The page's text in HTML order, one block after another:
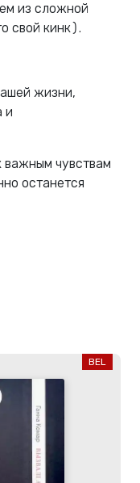
из сложной
свой кинк).
жизни,
и
важным чувствам
останется
BEL